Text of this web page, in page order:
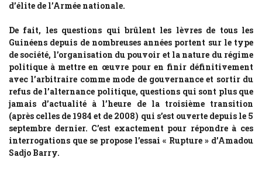
d’élite de l’Armée nationale.
De fait, les questions qui brûlent les lèvres de tous les
Guinéens depuis de nombreuses années portent sur le type
de société, l’organisation du pouvoir et la nature du régime
politique à mettre en œuvre pour en finir définitivement
avec l’arbitraire comme mode de gouvernance et sortir du
refus de l’alternance politique, questions qui sont plus que
jamais d’actualité à l’heure de la troisième transition
(après celles de 1984 et de 2008) qui s’est ouverte depuis le 5
septembre dernier. C’est exactement pour répondre à ces
interrogations que se propose l’essai « Rupture » d’Amadou
Sadjo Barry.